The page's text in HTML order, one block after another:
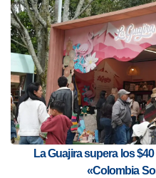
La Guajira supera los
«Colombia